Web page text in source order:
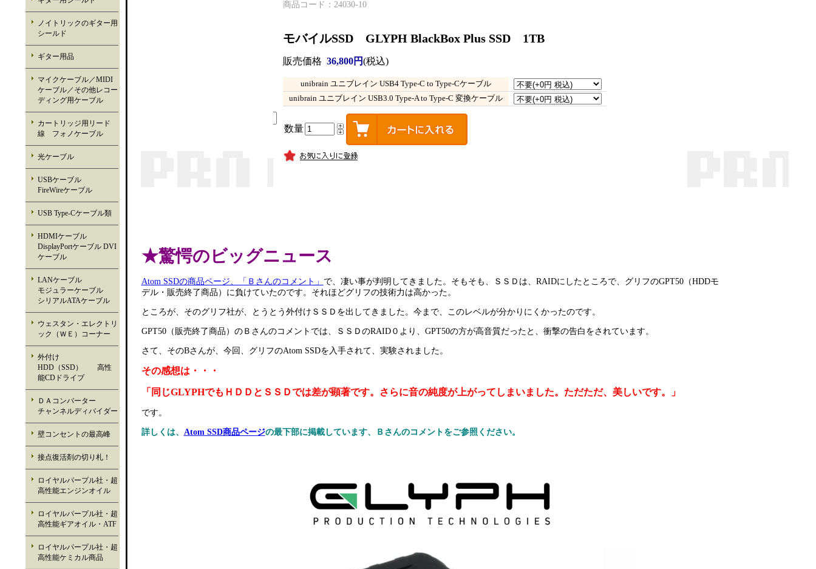
ノイトリックのギター用
シールド
ギター用品
マイクケーブル／MIDI
ケーブル／その他レコー
ディング用ケーブル
カートリッジ用リード
線 フォノケーブル
光ケーブル
USBケーブル
FireWireケーブル
USB Type-Cケーブル類
HDMIケーブル
DisplayPortケーブル DVI
ケーブル
LANケーブル
モジュラーケーブル
シリアルATAケーブル
ウェスタン・エレクトリ
ック（ＷＥ）コーナー
外付け
HDD（SSD） 高性
能CDドライブ
ＤＡコンバーター
チャンネルディバイダー
壁コンセントの最高峰
接点復活剤の切り札！
ロイヤルパープル社・超
高性能エンジンオイル
ロイヤルパープル社・超
高性能ギアオイル・ATF
ロイヤルパープル社・超
高性能ケミカル商品
★驚愕のビッグニュース
Atom SSDの商品ページ、「Ｂさんのコメント」 で、凄い事が判明してきました。そもそも、ＳＳＤは、RAIDにしたところで、グリフのGPT50（HDDモ
デル・販売終了商品）に負けていたのです。それほどグリフの技術力は高かった。
ところが、そのグリフ社が、とうとう外付けＳＳＤを出してきました。今まで、このレベルが分かりにくかったのです。
GPT50（販売終了商品）のＢさんのコメントでは、ＳＳＤのRAID０より、GPT50の方が高音質だったと、衝撃の告白をされています。
さて、そのBさんが、今回、グリフのAtom SSDを入手されて、実験されました。
その感想は・・・
「同じGLYPHでもＨＤＤとＳＳＤでは差が顕著です。さらに音の純度が上がってしまいました。ただただ、美しいです。」
です。
詳しくは、 Atom SSD商品ページの最下部に掲載しています、Ｂさんのコメントをご参照ください。